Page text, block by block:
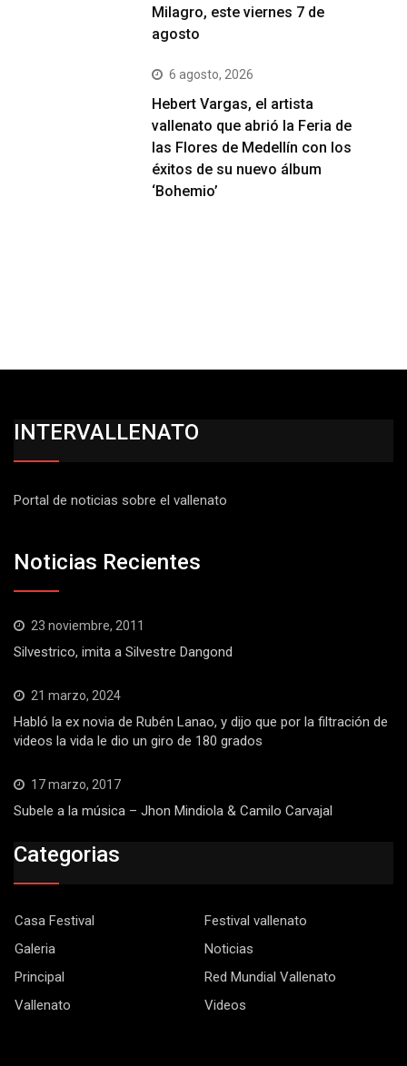
Milagro, este viernes 7 de
agosto
6 agosto, 2026
Hebert Vargas, el artista
vallenato que abrió la Feria de
las Flores de Medellín con los
éxitos de su nuevo álbum
‘Bohemio’
INTERVALLENATO
Portal de noticias sobre el vallenato
Noticias Recientes
23 noviembre, 2011
Silvestrico, imita a Silvestre Dangond
21 marzo, 2024
Habló la ex novia de Rubén Lanao, y dijo que por la filtración de
videos la vida le dio un giro de 180 grados
17 marzo, 2017
Subele a la música – Jhon Mindiola & Camilo Carvajal
Categorias
Casa Festival
Festival vallenato
Galeria
Noticias
Principal
Red Mundial Vallenato
Vallenato
Videos